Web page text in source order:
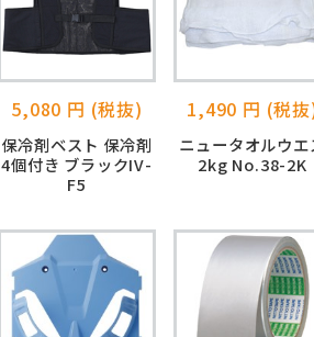
5,080 円 (税抜)
保冷剤ベスト 保冷剤
4個付き ブラックIV-
F5
1,490 円 (税
ニュータオルウエ
2kg No.38-2K